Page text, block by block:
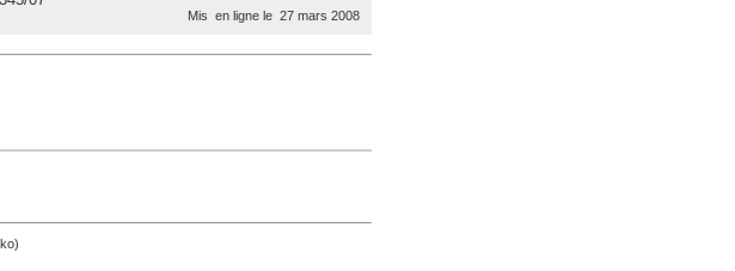
Mis en ligne le 27 mars 2008